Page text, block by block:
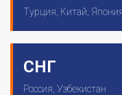
Турция, Китай,
СНГ
Россия, Узбекистан